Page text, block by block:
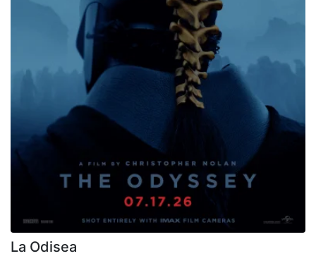
La Odisea